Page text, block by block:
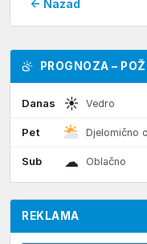
← Nazad
PROGNOZA –
Danas ☀ Vedro
Pet Djelomično
Sub ☁ Oblačno
REKLAMA